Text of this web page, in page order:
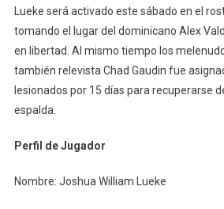
Lueke será activado este sábado en el
tomando el lugar del dominicano Alex
en libertad. Al mismo tiempo los
también relevista Chad Gaudin fue
lesionados por 15 días para recuperarse
espalda.
Perfil de Jugador
Nombre: Joshua William Lueke